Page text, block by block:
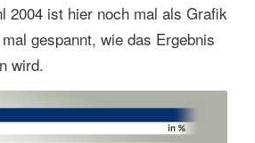
2004 ist hier noch mal als Grafik
gespannt, wie das Ergebnis
wird.